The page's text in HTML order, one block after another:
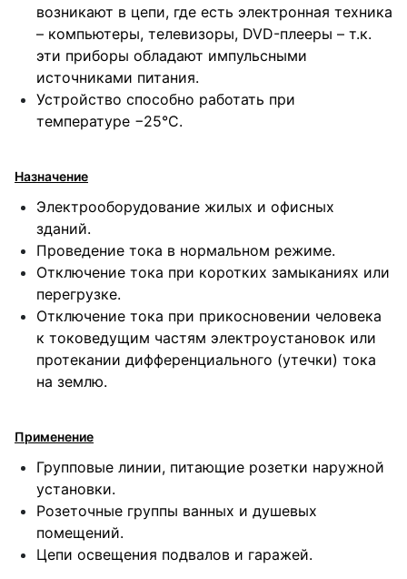
возникают в цепи, где есть электронная техника
– компьютеры, телевизоры, DVD-плееры – т.к.
эти приборы обладают импульсными
источниками питания.
Устройство способно работать при
температуре −25°С.
Назначение
Электрооборудование жилых и офисных
зданий.
Проведение тока в нормальном режиме.
Отключение тока при коротких замыканиях или
перегрузке.
Отключение тока при прикосновении человека
к токоведущим частям электроустановок или
протекании дифференциального (утечки) тока
на землю.
Применение
Групповые линии, питающие розетки наружной
установки.
Розеточные группы ванных и душевых
помещений.
Цепи освещения подвалов и гаражей.